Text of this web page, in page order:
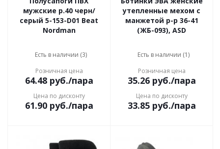
мужские р.40 черн/
серый 5-153-D01 Beat
Nordman
Есть в наличии (3)
Розничная цена
64.48руб./пара
Цена по дисконту
61.90руб./пара
утепленные мехом с
манжетой р-р 36-41
(ЖБ-093), ASD
Есть в наличии (1)
Розничная цена
35.26руб./пара
Цена по дисконту
33.85руб./пара